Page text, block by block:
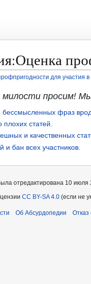
:Оценка
для участия
просим!
бессмысленных фраз
статей.
и качественных
и бан всех участников.
отредактирована 10 июля
CC BY-SA 4.0 (если не
Об Абсурдопедии Отказ